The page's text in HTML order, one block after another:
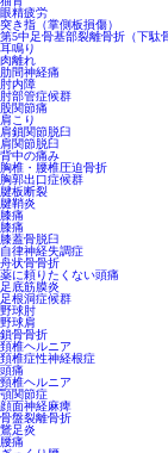
眼精疲労
突き指（掌側板損傷）
第5中足骨基部裂離骨折（下駄
耳鳴り
肉離れ
肋間神経痛
肘内障
肘部管症候群
股関節痛
肩こり
肩鎖関節脱臼
肩関節脱臼
背中の痛み
胸椎・腰椎圧迫骨折
胸郭出口症候群
腱板断裂
腱鞘炎
膝痛
膝痛
膝蓋骨脱臼
自律神経失調症
舟状骨骨折
薬に頼りたくない頭痛
足底筋膜炎
足根洞症候群
野球肘
野球肩
鎖骨骨折
頚椎ヘルニア
頚椎症性神経根症
頭痛
頸椎ヘルニア
顎関節症
顔面神経麻痺
骨盤裂離骨折
鵞足炎
腰痛